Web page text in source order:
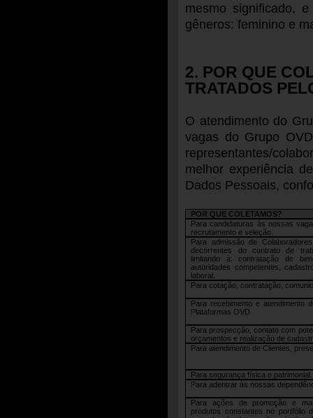
mesmo significado,
gêneros: feminino e
2. POR QUE
TRATADOS
O atendimento do
vagas do Grupo
representantes/
melhor experiência
Dados Pessoais,
POR QUE COLETAMOS?
Para candidaturas às nossas
recrutamento e seleção.
Para admissão de
decorrentes do contrato de
limitando à: contratação de
autoridades competentes,
laboral.
Para cotação, contratação,
Para recebimento e atendimento
Plataformas OVD.
Para prospecção, contato com
orçamentos e realização de
Para atendimento de Clientes,
Para segurança física e patrimonial.
Para adentrar às nossas
Para ações de promoção e
produtos constantes no portfólio